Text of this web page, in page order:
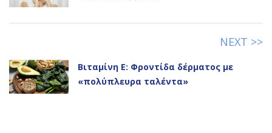
NEXT >>
Βιταμίνη Ε: Φροντίδα δέρματος με
«πολύπλευρα ταλέντα»